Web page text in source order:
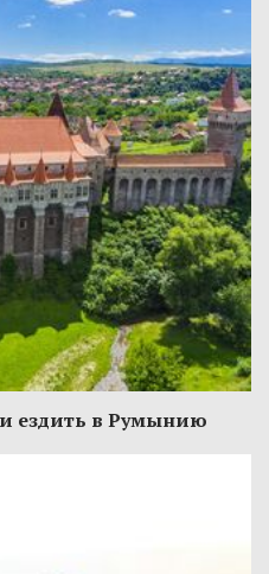
ездить в Румынию